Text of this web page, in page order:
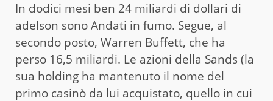
In dodici mesi ben 24 miliardi di dollari di
adelson sono Andati in fumo. Segue, al
secondo posto, Warren Buffett, che ha
perso 16,5 miliardi. Le azioni della Sands (la
sua holding ha mantenuto il nome del
primo casinò da lui acquistato, quello in cui